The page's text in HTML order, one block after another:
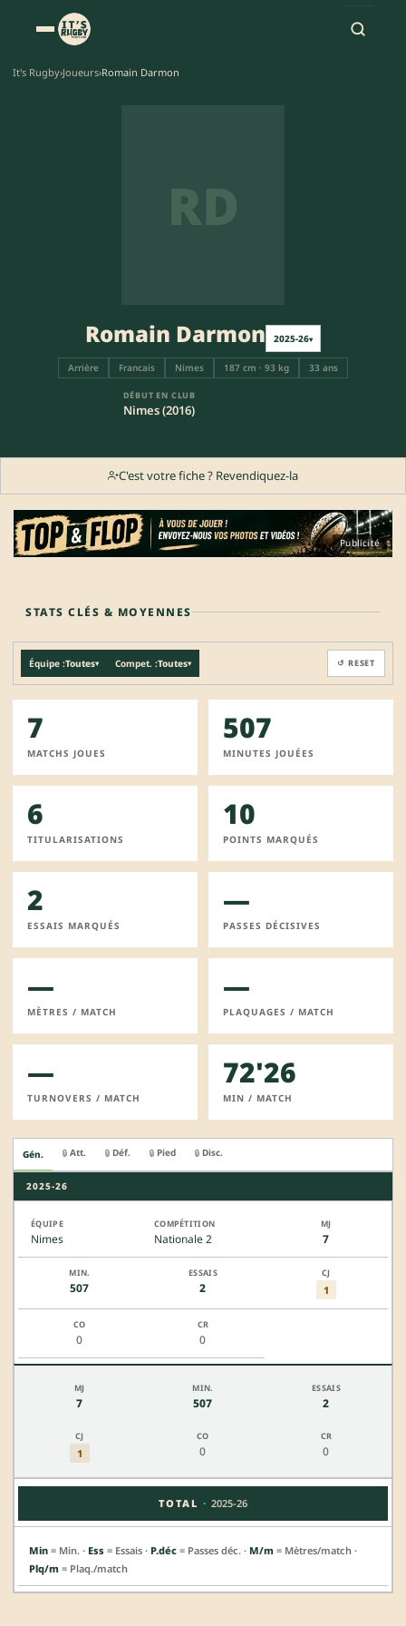
It's Rugby›Joueurs›Romain Darmon
RD
Romain Darmon 2025-26▾
Arrière Francais Nimes 187 cm · 93 kg 33 ans
DÉBUT EN CLUB
Nimes (2016)
C'est votre fiche ? Revendiquez-la
Publicité
STATS CLÉS & MOYENNES
Équipe :Toutes▾ Compet. :Toutes▾ ↺ RESET
7
MATCHS JOUES
507
MINUTES JOUÉES
6
TITULARISATIONS
10
POINTS MARQUÉS
2
ESSAIS MARQUÉS
—
PASSES DÉCISIVES
—
MÈTRES / MATCH
—
PLAQUAGES / MATCH
—
TURNOVERS / MATCH
72'26
MIN / MATCH
Gén. 🔒 Att. 🔒 Déf. 🔒 Pied 🔒 Disc.
2025-26
Nimes Nationale 2 7
507 2 1
0 0
7 507 2
1 0 0
TOTAL · 2025-26
Min = Min. · Ess = Essais · P.déc = Passes déc. · M/m = Mètres/match ·
Plq/m = Plaq./match